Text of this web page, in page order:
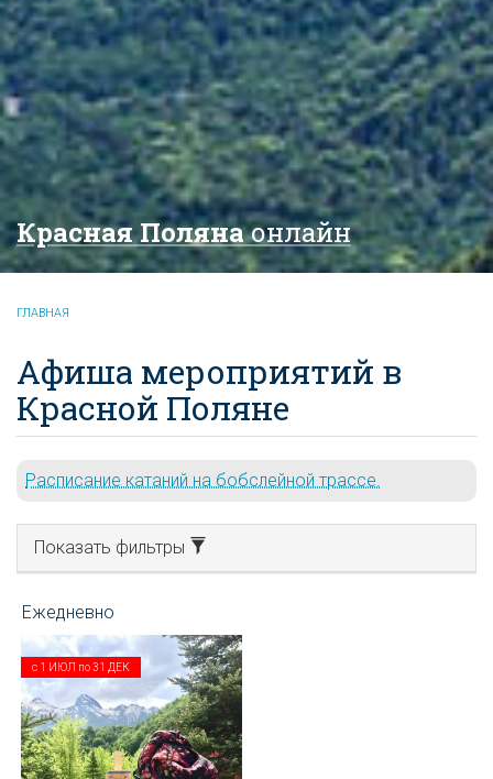
Красная Полянаонлайн
ГЛАВНАЯ
Афиша мероприятий в
Красной Поляне
Расписание катаний на бобслейной трассе.
Показать фильтры
с 1 ИЮЛ по31 ДЕК